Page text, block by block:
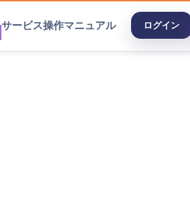
サービス操作マニュアル ログイン